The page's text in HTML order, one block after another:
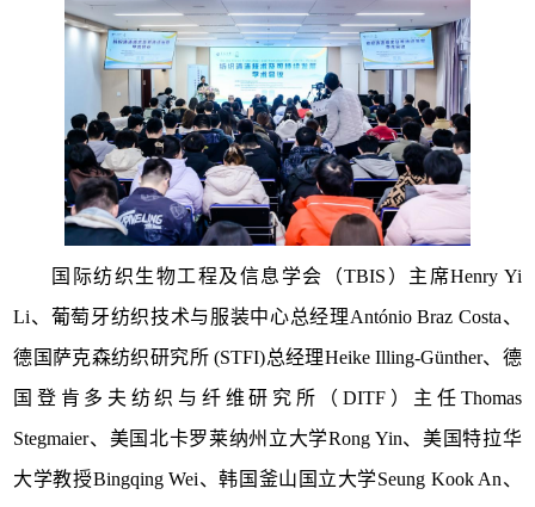
国际纺织生物工程及信息学会（TBIS ）主席Henry Yi
Li、葡萄牙纺织技术与服装中心总经理António Braz Costa、
德国萨克森纺织研究所(STFI)总经理Heike Illing-Günther、德
国登肯多夫纺织与纤维研究所（ DITF ）主任 Thomas
Stegmaier、 美国北卡罗莱纳州立大学Rong Yin、美国特拉华
大学教授Bingqing Wei、韩国釜山国立大学Seung Kook An、